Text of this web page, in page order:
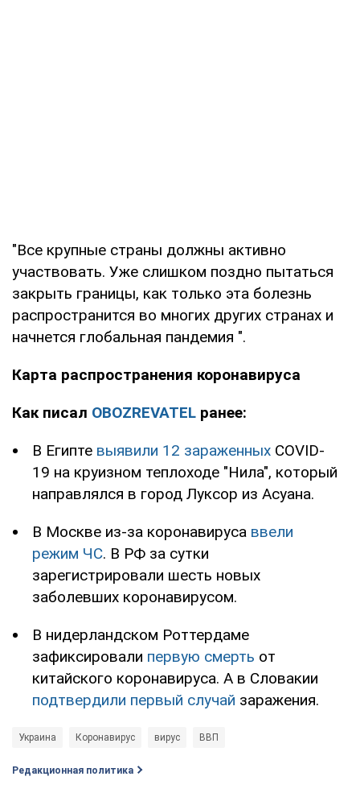
"Все крупные страны должны активно
участвовать. Уже слишком поздно пытаться
закрыть границы, как только эта болезнь
распространится во многих других странах и
начнется глобальная пандемия ".
Карта распространения коронавируса
Как писал OBOZREVATEL ранее:
В Египте выявили 12 зараженных COVID-
19 на круизном теплоходе "Нила", который
направлялся в город Луксор из Асуана.
В Москве из-за коронавируса ввели
режим ЧС. В РФ за сутки
зарегистрировали шесть новых
заболевших коронавирусом.
В нидерландском Роттердаме
зафиксировали первую смерть от
китайского коронавируса. А в Словакии
подтвердили первый случай заражения.
Украина Коронавирус вирус ВВП
Редакционная политика